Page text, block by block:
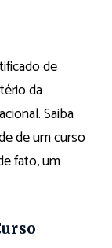
de
da
Saiba
de um curso
fato, um